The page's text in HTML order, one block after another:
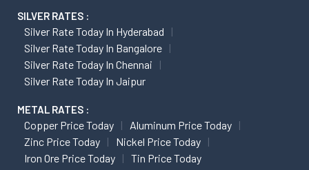
SILVER RATES :
Silver Rate Today In Hyderabad
Silver Rate Today In Bangalore
Silver Rate Today In Chennai
Silver Rate Today In Jaipur
METAL RATES :
Copper Price Today
Aluminum Price Today
Zinc Price Today
Nickel Price Today
Iron Ore Price Today
Tin Price Today